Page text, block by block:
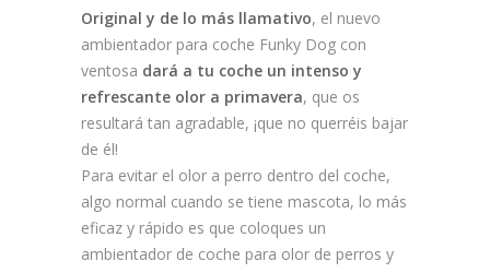
Original y de lo más llamativo, el nuevo
ambientador para coche Funky Dog con
ventosa dará a tu coche un intenso y
refrescante olor a primavera, que os
resultará tan agradable, ¡que no querréis bajar
de él!
Para evitar el olor a perro dentro del coche,
algo normal cuando se tiene mascota, lo más
eficaz y rápido es que coloques un
ambientador de coche para olor de perros y